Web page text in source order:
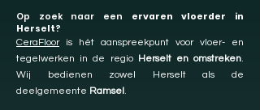
Op zoek naar een ervaren vloerder in
Herselt?
CeraFlooris hét aanspreekpunt voor vloer- en
tegelwerken in de regio Herselt en omstreken.
Wij bedienen zowel Herselt als de
deelgemeente Ramsel.